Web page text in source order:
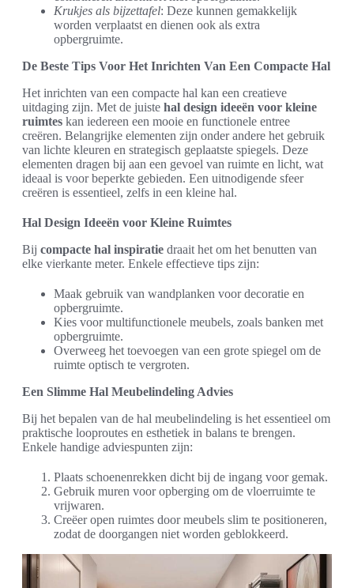
Krukjes als bijzettafel: Deze kunnen gemakkelijk
worden verplaatst en dienen ook als extra
opbergruimte.
De Beste Tips Voor Het Inrichten Van Een Compacte Hal
Het inrichten van een compacte hal kan een creatieve
uitdaging zijn. Met de juiste hal design ideeën voor kleine
ruimtes kan iedereen een mooie en functionele entree
creëren. Belangrijke elementen zijn onder andere het gebruik
van lichte kleuren en strategisch geplaatste spiegels. Deze
elementen dragen bij aan een gevoel van ruimte en licht, wat
ideaal is voor beperkte gebieden. Een uitnodigende sfeer
creëren is essentieel, zelfs in een kleine hal.
Hal Design Ideeën voor Kleine Ruimtes
Bij compacte hal inspiratie draait het om het benutten van
elke vierkante meter. Enkele effectieve tips zijn:
Maak gebruik van wandplanken voor decoratie en
opbergruimte.
Kies voor multifunctionele meubels, zoals banken met
opbergruimte.
Overweeg het toevoegen van een grote spiegel om de
ruimte optisch te vergroten.
Een Slimme Hal Meubelindeling Advies
Bij het bepalen van de hal meubelindeling is het essentieel om
praktische looproutes en esthetiek in balans te brengen.
Enkele handige adviespunten zijn:
Plaats schoenenrekken dicht bij de ingang voor gemak.
Gebruik muren voor opberging om de vloerruimte te
vrijwaren.
Creëer open ruimtes door meubels slim te positioneren,
zodat de doorgangen niet worden geblokkeerd.